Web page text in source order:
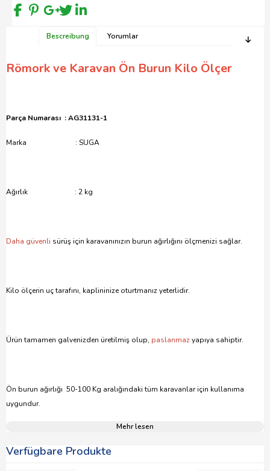
Bescreibung Yorumlar
Römork ve Karavan Ön Burun Kilo Ölçer
Parça Numarası : AG31131-1
Marka : SUGA
Ağırlık : 2 kg
Daha güvenli sürüş için karavanınızın burun ağırlığını ölçmenizi sağlar.
Kilo ölçerin uç tarafını, kaplininize oturtmanız yeterlidir.
Ürün tamamen galvenizden üretilmiş olup, paslanmazyapıya sahiptir.
Ön burun ağırlığı 50-100 Kg aralığındaki tüm karavanlar için kullanıma
uygundur.
Mehr lesen
Verfügbare Produkte